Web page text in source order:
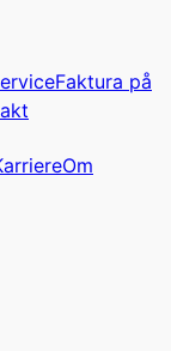
Faktura på
Om